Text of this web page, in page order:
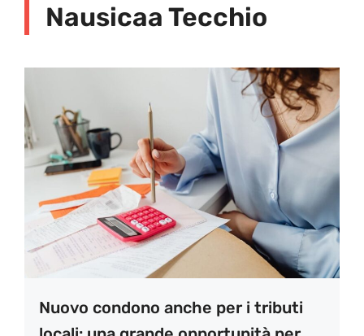
Nausicaa Tecchio
Nuovo condono anche per i tributi